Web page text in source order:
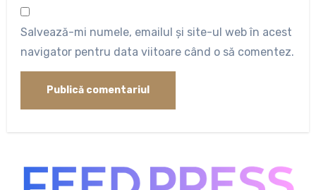
Salvează-mi numele, emailul și site-ul web în acest
navigator pentru data viitoare când o să comentez.